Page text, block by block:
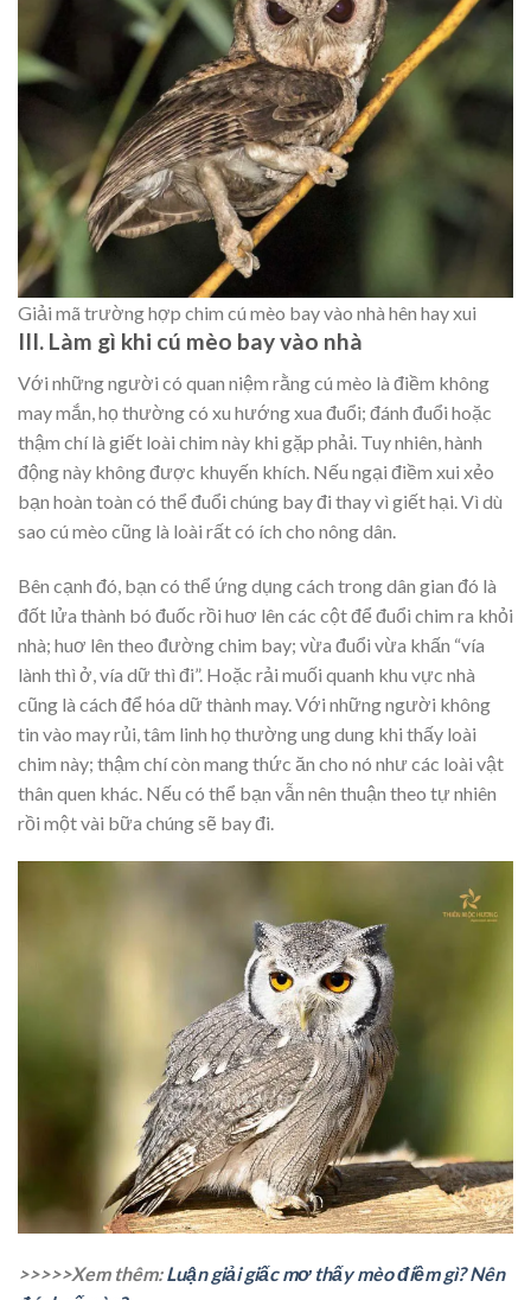
Giải mã trường hợp chim cú mèo bay vào nhà hên hay xui
III. Làm gì khi cú mèo bay vào nhà
Với những người có quan niệm rằng cú mèo là điềm không
may mắn, họ thường có xu hướng xua đuổi; đánh đuổi hoặc
thậm chí là giết loài chim này khi gặp phải. Tuy nhiên, hành
động này không được khuyến khích. Nếu ngại điềm xui xẻo
bạn hoàn toàn có thể đuổi chúng bay đi thay vì giết hại. Vì dù
sao cú mèo cũng là loài rất có ích cho nông dân.
Bên cạnh đó, bạn có thể ứng dụng cách trong dân gian đó là
đốt lửa thành bó đuốc rồi huơ lên các cột để đuổi chim ra khỏi
nhà; huơ lên theo đường chim bay; vừa đuổi vừa khấn “vía
lành thì ở, vía dữ thì đi”. Hoặc rải muối quanh khu vực nhà
cũng là cách để hóa dữ thành may. Với những người không
tin vào may rủi, tâm linh họ thường ung dung khi thấy loài
chim này; thậm chí còn mang thức ăn cho nó như các loài vật
thân quen khác. Nếu có thể bạn vẫn nên thuận theo tự nhiên
rồi một vài bữa chúng sẽ bay đi.
>>>>>Xem thêm:Luận giải giấc mơ thấy mèo điềm gì? Nên